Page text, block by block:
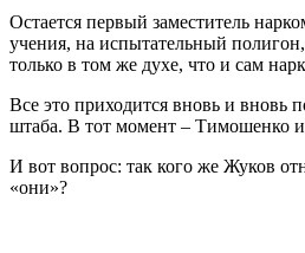
Остается первый заместитель
учения, на испытательный
только в том же духе, что и сам
Все это приходится вновь и вновь
штаба. В тот момент – Тимошенко
И вот вопрос: так кого же Жуков
«они»?